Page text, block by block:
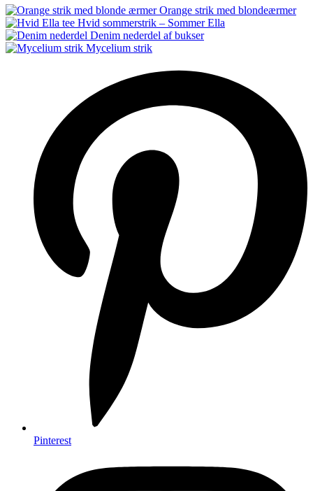
Orange strik med blondeærmer
Hvid sommerstrik – Sommer Ella
Denim nederdel af bukser
Mycelium strik
Pinterest